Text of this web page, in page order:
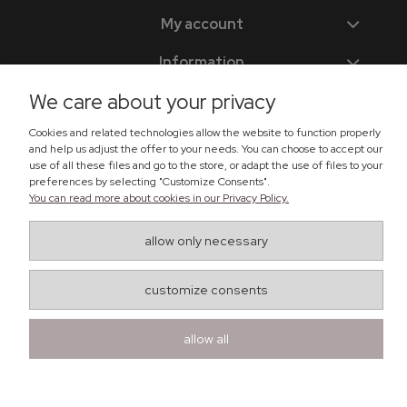
My account
Information
Zadzwoń do nas
+48 518 365 302
sklep@lema24.pl
Znajdź nas
Ul. Świątkiewicz 50, box A41
05-552 Wólka Kosowska
Maxsote.pl- Vogue Pro theme - All rights reserved
Sklep internetowy Shoper.pl
We care about your privacy
Cookies and related technologies allow the website to function properly
and help us adjust the offer to your needs. You can choose to accept our
use of all these files and go to the store, or adapt the use of files to your
preferences by selecting "Customize Consents".
You can read more about cookies in our Privacy Policy.
allow only necessary
customize consents
allow all